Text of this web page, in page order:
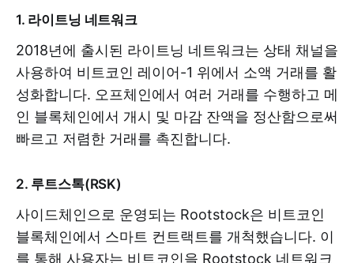
1. 라이트닝 네트워크
2018년에 출시된 라이트닝 네트워크는 상태 채널을
사용하여 비트코인 ​​레이어-1 위에서 소액 거래를 활
성화합니다. 오프체인에서 여러 거래를 수행하고 메
인 블록체인에서 개시 및 마감 잔액을 정산함으로써
빠르고 저렴한 거래를 촉진합니다.
2. 루트스톡(RSK)
사이드체인으로 운영되는 Rootstock은 비트코인 ​​
블록체인에서 스마트 컨트랙트를 개척했습니다. 이
를 통해 사용자는 비트코인을 Rootstock 네트워크